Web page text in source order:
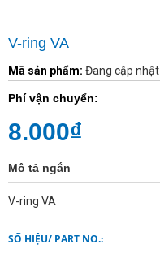
V-ring VA
Mã sản phẩm: Đang cập nhật
Phí vận chuyển:
8.000₫
Mô tả ngắn
V-ring VA
SỐ HIỆU/ PART NO.: